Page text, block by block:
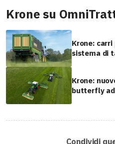
Krone su
Krone: carri
sistema di
Krone:
butterfly
Condividi